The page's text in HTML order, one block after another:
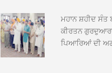
ਮਹਾਨ ਸ਼ਹੀਦ ਸੰਤ
ਕੀਰਤਨ
ਪਿਆਰਿਆਂ ਦੀ
ਦਮਦਮਾ ਸਾਹਿਬ